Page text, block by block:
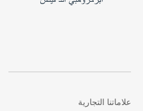
علاماتنا التجارية